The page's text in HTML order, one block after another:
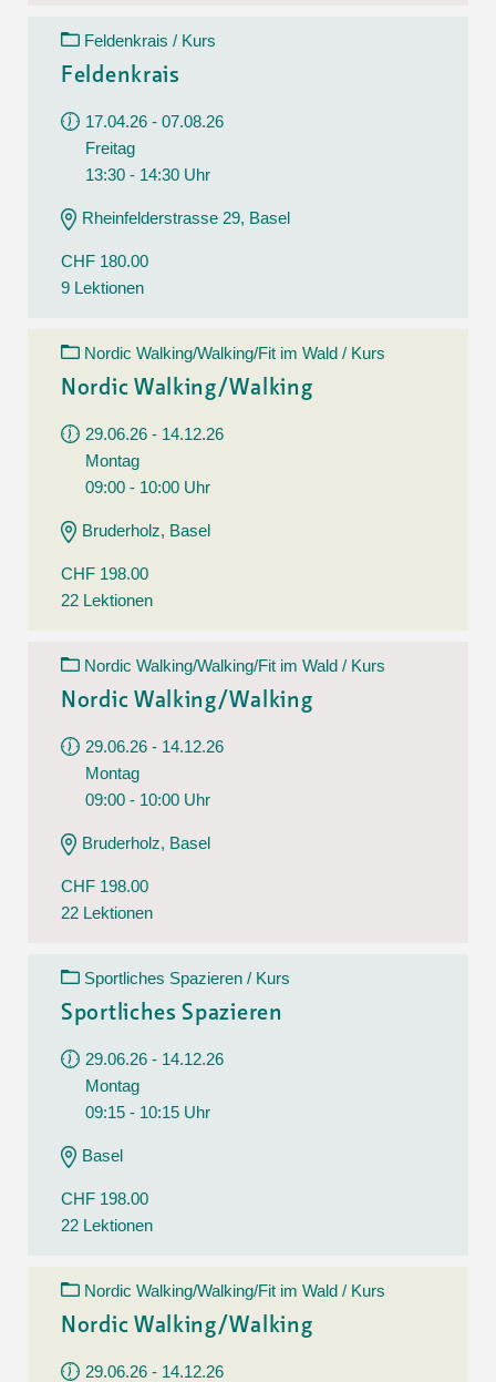
Feldenkrais / Kurs
Feldenkrais
17.04.26 - 07.08.26
Freitag
13:30 - 14:30 Uhr
Rheinfelderstrasse 29, Basel
CHF 180.00
9 Lektionen
Nordic Walking/Walking/Fit im Wald / Kurs
Nordic Walking/Walking
29.06.26 - 14.12.26
Montag
09:00 - 10:00 Uhr
Bruderholz, Basel
CHF 198.00
22 Lektionen
Nordic Walking/Walking/Fit im Wald / Kurs
Nordic Walking/Walking
29.06.26 - 14.12.26
Montag
09:00 - 10:00 Uhr
Bruderholz, Basel
CHF 198.00
22 Lektionen
Sportliches Spazieren / Kurs
Sportliches Spazieren
29.06.26 - 14.12.26
Montag
09:15 - 10:15 Uhr
Basel
CHF 198.00
22 Lektionen
Nordic Walking/Walking/Fit im Wald / Kurs
Nordic Walking/Walking
29.06.26 - 14.12.26